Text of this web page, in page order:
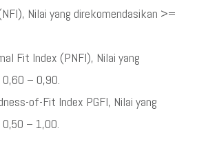
Nilai yang direkomendasikan >=
Fit Index (PNFI), Nilai yang
0,60 – 0,90.
of-Fit Index PGFI, Nilai yang
– 1,00.